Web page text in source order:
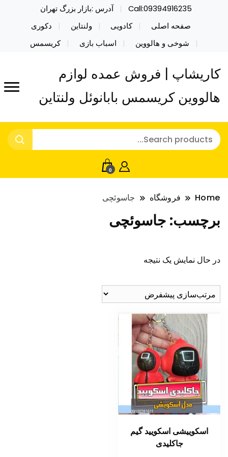
Call:09394916235
آدرس :بازار بزرگ تهران
صفحه اصلی
کادویی ولنتاین
دکوری
شوخی و هالووین
اسباب بازی کریسمس
کاریشاپ | فروش عمده لوازم
هالووین کریسمس بابانوئل ولنتاین
0
Home فروشگاه جاسوئچی
برچسب: جاسوئچی
در حال نمایش یک نتیجه
اسکوییشی اسکویید گیم
جاکلیدی